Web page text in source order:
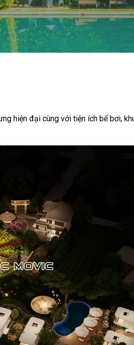
hiện đại cùng với tiện ích bể bơi,